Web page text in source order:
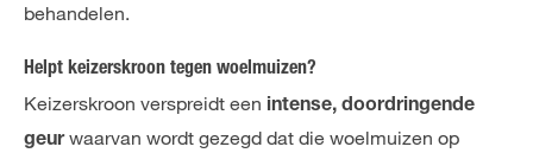
behandelen.
Helpt keizerskroon tegen woelmuizen?
Keizerskroon verspreidt een intense, doordringende
geurwaarvan wordt gezegd dat die woelmuizen op